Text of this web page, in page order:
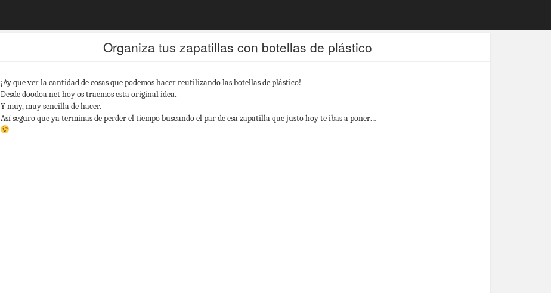
Organiza tus zapatillas con botellas de plástico
¡Ay que ver la cantidad de cosas que podemos hacer reutilizando las botellas de plástico!
Desde doodoa.net hoy os traemos esta original idea.
Y muy, muy sencilla de hacer.
Así seguro que ya terminas de perder el tiempo buscando el par de esa zapatilla que justo hoy te ibas a poner…